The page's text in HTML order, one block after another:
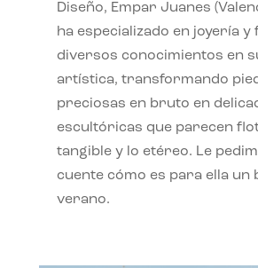
Diseño, Empar Juanes
ha especializado en joyería y
diversos conocimientos en
artística, transformando
preciosas en bruto en
escultóricas que parecen
tangible y lo etéreo. Le
cuente cómo es para ella un
verano.